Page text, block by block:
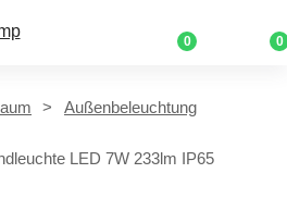
0 0
Außenbeleuchtung
LED 7W 233lm IP65